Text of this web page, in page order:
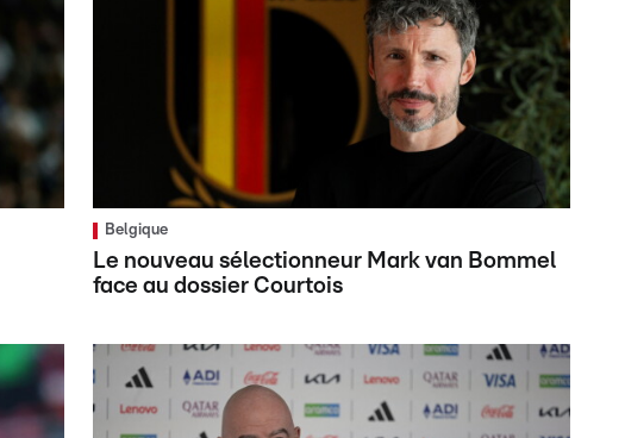
Belgique
Le nouveau sélectionneur Mark van Bommel
face au dossier Courtois